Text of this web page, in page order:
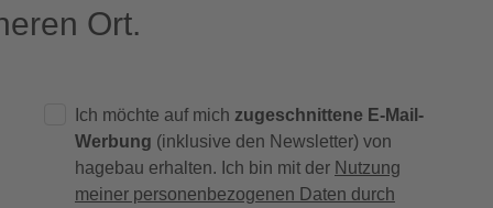
Ort.
Ich möchte auf mich zugeschnittene E-Mail-
Werbung (inklusive den Newsletter) von
hagebau erhalten. Ich bin mit der Nutzung
meiner personenbezogenen Daten durch